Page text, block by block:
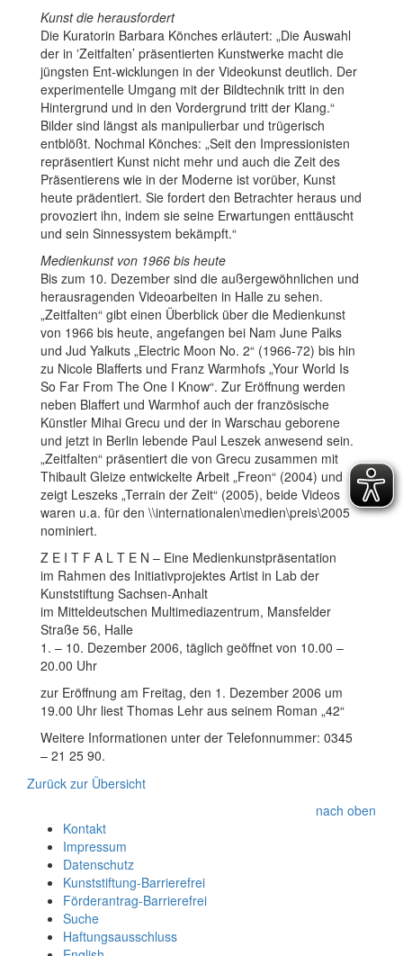
Kunst die herausfordert
Die Kuratorin Barbara Könches erläutert: „Die Auswahl
der in ‛Zeitfalten’ präsentierten Kunstwerke macht die
jüngsten Ent-wicklungen in der Videokunst deutlich. Der
experimentelle Umgang mit der Bildtechnik tritt in den
Hintergrund und in den Vordergrund tritt der Klang.“
Bilder sind längst als manipulierbar und trügerisch
entblößt. Nochmal Könches: „Seit den Impressionisten
repräsentiert Kunst nicht mehr und auch die Zeit des
Präsentierens wie in der Moderne ist vorüber, Kunst
heute prädentiert. Sie fordert den Betrachter heraus und
provoziert ihn, indem sie seine Erwartungen enttäuscht
und sein Sinnessystem bekämpft.“
Medienkunst von 1966 bis heute
Bis zum 10. Dezember sind die außergewöhnlichen und
herausragenden Videoarbeiten in Halle zu sehen.
„Zeitfalten“ gibt einen Überblick über die Medienkunst
von 1966 bis heute, angefangen bei Nam June Paiks
und Jud Yalkuts „Electric Moon No. 2“ (1966-72) bis hin
zu Nicole Blafferts und Franz Warmhofs „Your World Is
So Far From The One I Know“. Zur Eröffnung werden
neben Blaffert und Warmhof auch der französische
Künstler Mihai Grecu und der in Warschau geborene
und jetzt in Berlin lebende Paul Leszek anwesend sein.
„Zeitfalten“ präsentiert die von Grecu zusammen mit
Thibault Gleize entwickelte Arbeit „Freon“ (2004) und
zeigt Leszeks „Terrain der Zeit“ (2005), beide Videos
waren u.a. für den \\internationalen\medien\preis\2005
nominiert.
Z E I T F A L T E N – Eine Medienkunstpräsentation
im Rahmen des Initiativprojektes Artist in Lab der
Kunststiftung Sachsen-Anhalt
im Mitteldeutschen Multimediazentrum, Mansfelder
Straße 56, Halle
1. – 10. Dezember 2006, täglich geöffnet von 10.00 –
20.00 Uhr
zur Eröffnung am Freitag, den 1. Dezember 2006 um
19.00 Uhr liest Thomas Lehr aus seinem Roman „42“
Weitere Informationen unter der Telefonnummer: 0345
– 21 25 90.
Zurück zur Übersicht
nach oben
Kontakt
Impressum
Datenschutz
Kunststiftung-Barrierefrei
Förderantrag-Barrierefrei
Suche
Haftungsausschluss